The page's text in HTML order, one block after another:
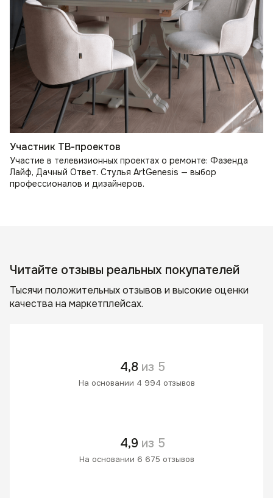
Участник ТВ-проектов
Участие в телевизионных проектах о ремонте: Фазенда
Лайф, Дачный Ответ. Стулья ArtGenesis — выбор
профессионалов и дизайнеров.
Читайте отзывы реальных покупателей
Тысячи положительных отзывов и высокие оценки
качества на маркетплейсах.
4,8 из 5
На основании 4 994 отзывов
4,9 из 5
На основании 6 675 отзывов